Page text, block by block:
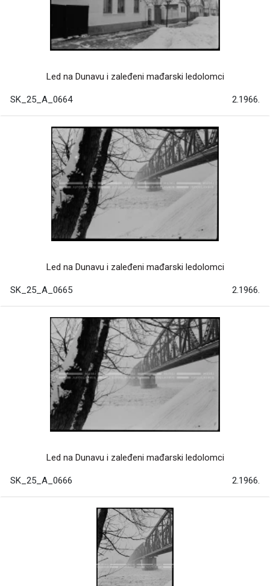
Led na Dunavu i zaleđeni mađarski ledolomci
SK_25_A_0664 2.1966.
Led na Dunavu i zaleđeni mađarski ledolomci
SK_25_A_0665 2.1966.
Led na Dunavu i zaleđeni mađarski ledolomci
SK_25_A_0666 2.1966.